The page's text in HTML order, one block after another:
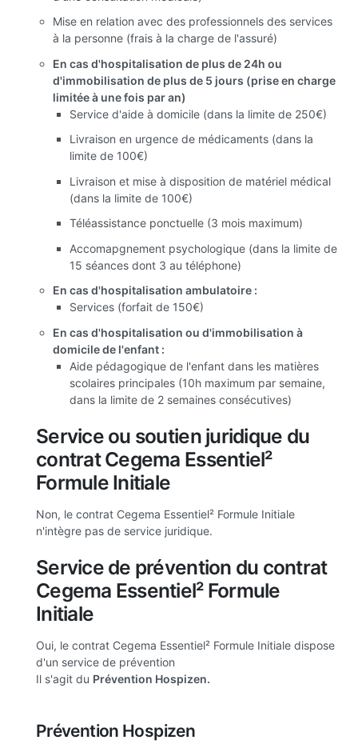
Mise en relation avec des professionnels des services
à la personne (frais à la charge de l'assuré)
En cas d'hospitalisation de plus de 24h ou
d'immobilisation de plus de 5 jours (prise en charge
limitée à une fois par an)
Service d'aide à domicile (dans la limite de 250€)
Livraison en urgence de médicaments (dans la
limite de 100€)
Livraison et mise à disposition de matériel médical
(dans la limite de 100€)
Téléassistance ponctuelle (3 mois maximum)
Accomapgnement psychologique (dans la limite de
15 séances dont 3 au téléphone)
En cas d'hospitalisation ambulatoire :
Services (forfait de 150€)
En cas d'hospitalisation ou d'immobilisation à
domicile de l'enfant :
Aide pédagogique de l'enfant dans les matières
scolaires principales (10h maximum par semaine,
dans la limite de 2 semaines consécutives)
Service ou soutien juridique du
contrat Cegema Essentiel²
Formule Initiale
Non, le contrat Cegema Essentiel² Formule Initiale
n'intègre pas de service juridique.
Service de prévention du contrat
Cegema Essentiel² Formule
Initiale
Oui, le contrat Cegema Essentiel² Formule Initiale dispose
d'un service de prévention
Il s'agit du Prévention Hospizen.
Prévention Hospizen